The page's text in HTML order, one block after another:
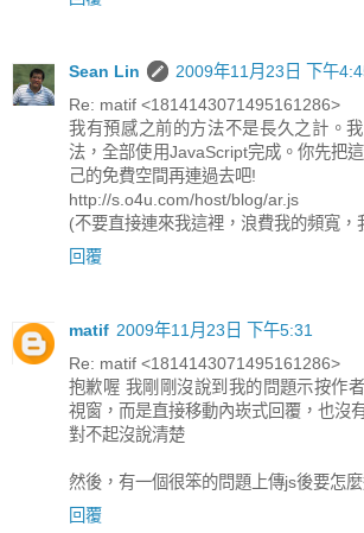
Sean Lin
2009年11月23日 下午
Re: matif <1814143071495161286>
我有預感之前的方法不是長久之計。
法，全部使用JavaScript完成。你先把
己的免費空間再連過去吧!
http://s.o4u.com/host/blog/ar.js
(不要直接連來我這裡，浪費我的頻寬，
回覆
matif 2009年11月23日 下午5:31
Re: matif <1814143071495161286>
抱歉喔 我剛剛沒說到我的問題示按作
視窗，而是直接移動內崁式回覆，也沒
對不起沒說清楚
然後，有一個很笨的問題上傳js後要怎
回覆